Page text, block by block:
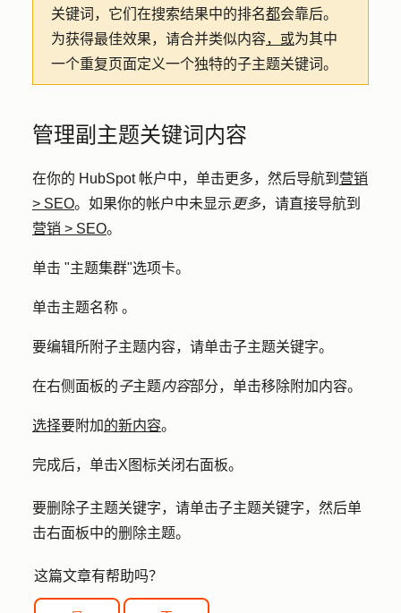
关键词，它们在搜索结果中的排名都会靠后。
为获得最佳效果，请合并类似内容，或为其中
一个重复页面定义一个独特的子主题关键词。
管理副主题关键词内容
在你的 HubSpot 帐户中，单击更多，然后导航到 营销
> SEO。如果你的帐户中未显示 更多，请直接导航到
营销 > SEO。
单击 "主题集群"选项卡。
单击主题名称 。
要编辑所附子主题内容，请单击子主题关键字。
在右侧面板的子主题内容部分，单击移除附加内容。
选择要附加的新内容。
完成后，单击X 图标关闭右面板。
要删除子主题关键字，请单击子主题关键字，然后单
击右面板中的删除主题。
这篇文章有帮助吗？